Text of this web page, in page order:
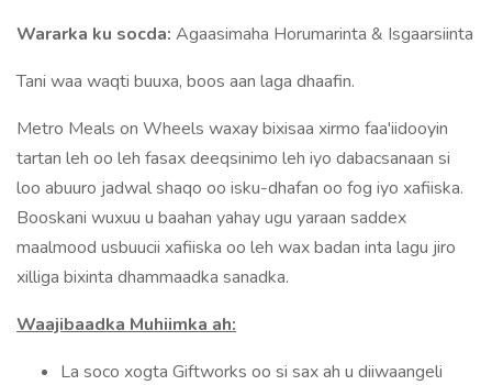
Wararka ku socda: Agaasimaha Horumarinta & Isgaarsiinta
Tani waa waqti buuxa, boos aan laga dhaafin.
Metro Meals on Wheels waxay bixisaa xirmo faa'iidooyin
tartan leh oo leh fasax deeqsinimo leh iyo dabacsanaan si
loo abuuro jadwal shaqo oo isku-dhafan oo fog iyo xafiiska.
Booskani wuxuu u baahan yahay ugu yaraan saddex
maalmood usbuucii xafiiska oo leh wax badan inta lagu jiro
xilliga bixinta dhammaadka sanadka.
Waajibaadka Muhiimka ah:
La soco xogta Giftworks oo si sax ah u diiwaangeli